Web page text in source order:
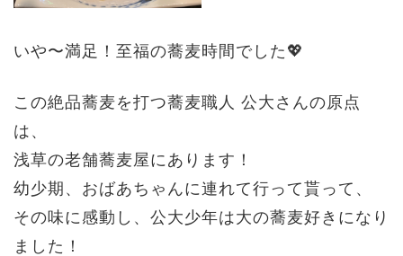
いや〜満足！至福の蕎麦時間でした💖
この絶品蕎麦を打つ蕎麦職人 公大さんの原点
は、
浅草の老舗蕎麦屋にあります！
幼少期、おばあちゃんに連れて行って貰って、
その味に感動し、公大少年は大の蕎麦好きになり
ました！